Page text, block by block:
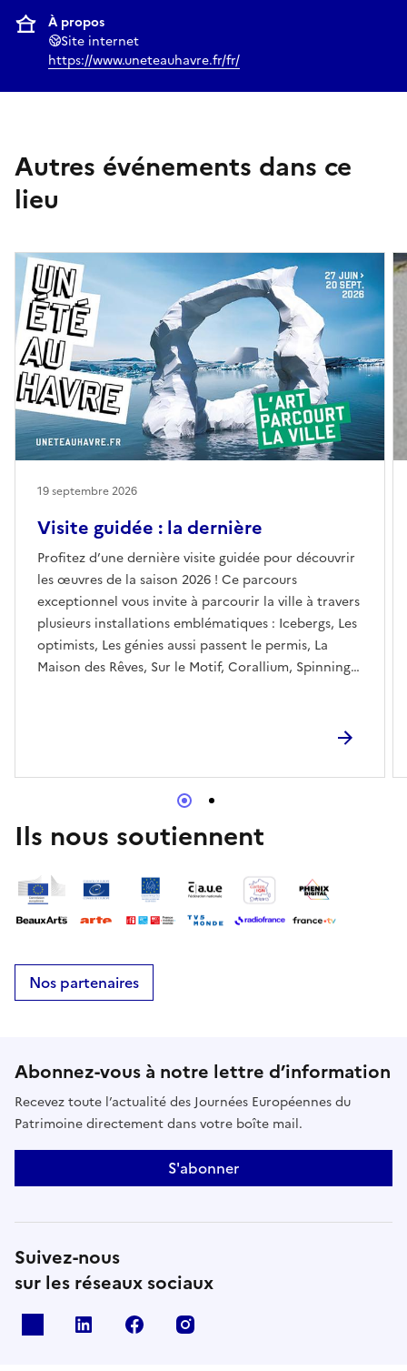
À propos
Site internet
https://www.uneteauhavre.fr/fr/
Autres événements dans ce
lieu
Visite guidée : la dernière
Profitez d’une dernière visite guidée pour découvrir
les œuvres de la saison 2026 ! Ce parcours
exceptionnel vous invite à parcourir la ville à travers
plusieurs installations emblématiques : Icebergs, Les
optimists, Les génies aussi passent le permis, La
Maison des Rêves, Sur le Motif, Corallium, Spinning
19 septembre 2026
Ils nous soutiennent
Nos partenaires
Abonnez-vous à notre lettre d’information
Recevez toute l’actualité des Journées Européennes du
Patrimoine directement dans votre boîte mail.
S'abonner
Suivez-nous
sur les réseaux sociaux
Linkedin Facebook